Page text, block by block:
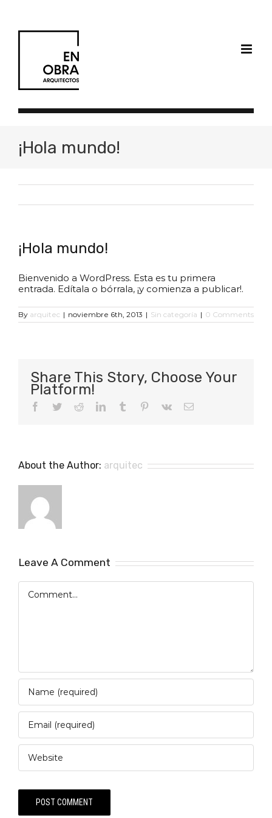
¡Hola mundo!
¡Hola mundo!
Bienvenido a WordPress. Esta es tu primera
entrada. Edítala o bórrala, ¡y comienza a publicar!.
By arquitec | noviembre 6th, 2013 | Sin categoría | 0 Comments
Share This Story, Choose Your
Platform!
Facebook
TwitterRedditLinkedInTumblr Pinterest
Vk Email
About the Author: arquitec
Leave A Comment
Comment